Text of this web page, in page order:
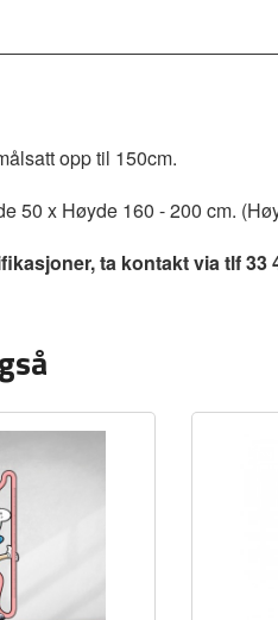
opp til 150cm.
50 x Høyde 160 - 200 cm.
ta kontakt via tlf 33